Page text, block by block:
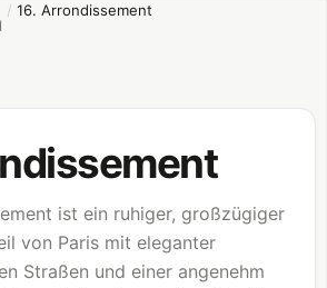
/ 16. Arrondissement
ist ein ruhiger, großzügiger
von Paris mit eleganter
Straßen und einer angenehm